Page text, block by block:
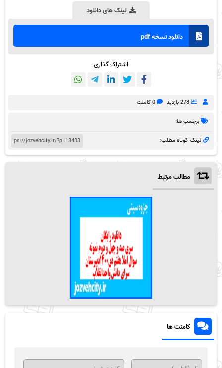
لینک های دانلود
دانلود نسخه pdf
اشتراک گذاری
278 بازدید 0 کامنت
برچسب ها:
لینک کوتاه مطلب:
مطالب مرتبط
کامنت ها